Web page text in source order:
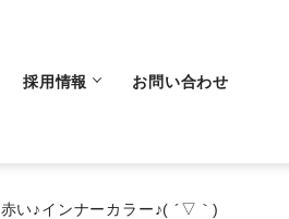
採用情報 お問い合わせ
赤い♪インナーカラー♪( ´▽｀)